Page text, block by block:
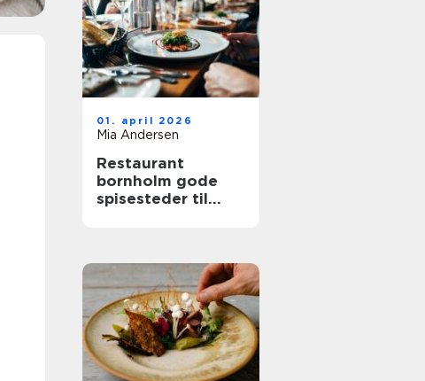
01. april 2026
Mia Andersen
Restaurant
bornholm gode
spisesteder til